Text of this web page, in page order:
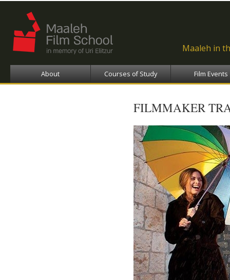
Maaleh in
About Courses of Study Film Events
FILMMAKER